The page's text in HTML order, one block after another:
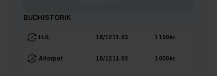
BUDHISTORIK
HJL 16/12 11:03 1 100 kr
Altorpet 16/12 11:03 1 000 kr